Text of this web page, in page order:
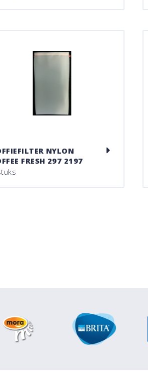
NYLON
FRESH 297 2197